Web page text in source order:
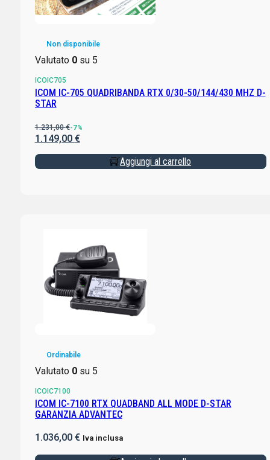
Non disponibile
Valutato 0su 5
ICOIC705
ICOM IC-705 QUADRIBANDA RTX 0/30-50/144/430 MHZ D-
STAR
1.231,00€-7%
1.149,00 €
Aggiungi al carrello
Ordinabile
Valutato 0su 5
ICOIC7100
ICOM IC-7100 RTX QUADBAND ALL MODE D-STAR
GARANZIA ADVANTEC
1.036,00 € Iva inclusa